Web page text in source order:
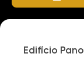
Edifício